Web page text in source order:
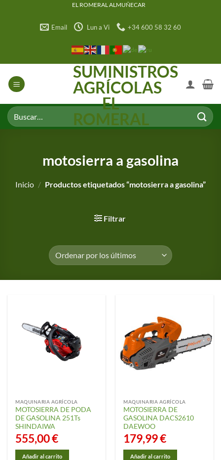
EL ROMERAL ALMUÑECAR
Email Lun a Vi +34 600 58 32 60
SUMINISTROS
AGRÍCOLAS
EL
ROMERAL
Buscar
por:
motosierra a gasolina
Inicio / Productos etiquetados “motosierra a gasolina”
Filtrar
MAQUINARIA AGRÍCOLA
MOTOSIERRA DE PODA
DE GASOLINA 251Ts
SHINDAIWA
555,00€
Añadir al carrito
MAQUINARIA AGRÍCOLA
MOTOSIERRA DE
GASOLINA DACS2610
DAEWOO
179,99€
Añadir al carrito